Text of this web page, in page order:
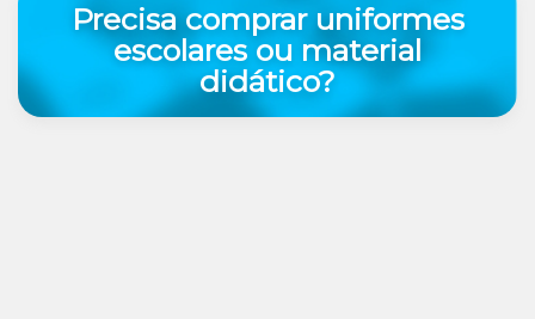
Precisa comprar uniformes
escolares ou material
didático?